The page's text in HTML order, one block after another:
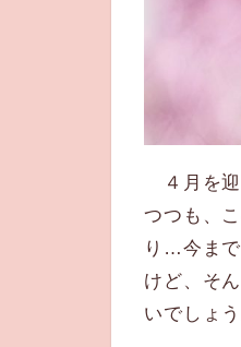
４月を迎
つつも、
り…今ま
けど、そ
いでしょう